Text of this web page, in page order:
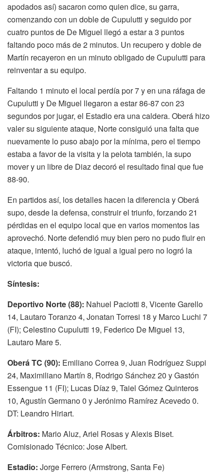
apodados así) sacaron como quien dice, su garra,
comenzando con un doble de Cupulutti y seguido por
cuatro puntos de De Miguel llegó a estar a 3 puntos
faltando poco más de 2 minutos. Un recupero y doble de
Martín recayeron en un minuto obligado de Cupulutti para
reinventar a su equipo.
Faltando 1 minuto el local perdía por 7 y en una ráfaga de
Cupulutti y De Miguel llegaron a estar 86-87 con 23
segundos por jugar, el Estadio era una caldera. Oberá hizo
valer su siguiente ataque, Norte consiguió una falta que
nuevamente lo puso abajo por la mínima, pero el tiempo
estaba a favor de la visita y la pelota también, la supo
mover y un libre de Diaz decoró el resultado final que fue
88-90.
En partidos así, los detalles hacen la diferencia y Oberá
supo, desde la defensa, construir el triunfo, forzando 21
pérdidas en el equipo local que en varios momentos las
aprovechó. Norte defendió muy bien pero no pudo fluir en
ataque, intentó, luchó de igual a igual pero no logró la
victoria que buscó.
Síntesis:
Deportivo Norte (88): Nahuel Paciotti 8, Vicente Garello
14, Lautaro Toranzo 4, Jonatan Torresi 18 y Marco Luchi 7
(FI); Celestino Cupulutti 19, Federico De Miguel 13,
Lautaro Mare 5.
Oberá TC (90): Emiliano Correa 9, Juan Rodríguez Suppi
24, Maximiliano Martín 8, Rodrigo Sánchez 20 y Gastón
Essengue 11 (FI); Lucas Díaz 9, Taiel Gómez Quinteros
10, Agustín Germano 0 y Jerónimo Ramírez Acevedo 0.
DT: Leandro Hiriart.
Árbitros: Mario Aluz, Ariel Rosas y Alexis Biset.
Comisionado Técnico: Jose Albert.
Estadio: Jorge Ferrero (Armstrong, Santa Fe)